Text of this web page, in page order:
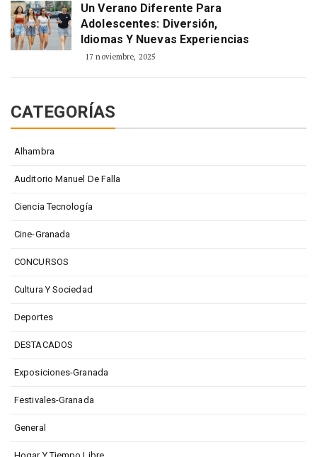
Un Verano Diferente Para
Adolescentes: Diversión,
Idiomas Y Nuevas Experiencias
17 noviembre, 2025
CATEGORÍAS
Alhambra
Auditorio Manuel De Falla
Ciencia Tecnología
Cine-Granada
CONCURSOS
Cultura Y Sociedad
Deportes
DESTACADOS
Exposiciones-Granada
Festivales-Granada
General